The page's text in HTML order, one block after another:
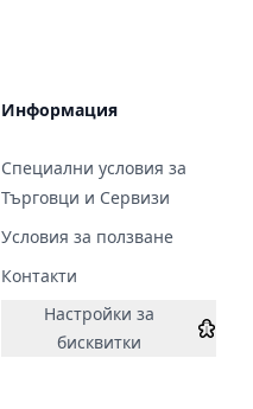
Информация
Специални условия за
Търговци и Сервизи
Условия за ползване
Контакти
Настройки за
бисквитки